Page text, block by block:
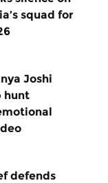
squad for
Joshi
hunt
defends